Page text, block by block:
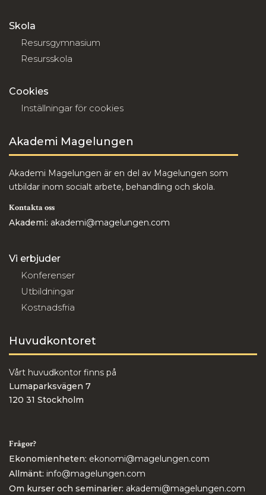
Skola
Resursgymnasium
Resursskola
Cookies
Inställningar för cookies
Akademi Magelungen
Akademi Magelungen är en del av Magelungen som
utbildar inom socialt arbete, behandling och skola.
Kontakta oss
Akademi: akademi@magelungen.com
Vi erbjuder
Konferenser
Utbildningar
Kostnadsfria
Huvudkontoret
Vårt huvudkontor finns på
Lumaparksvägen 7
120 31 Stockholm
Frågor?
Ekonomienheten: ekonomi@magelungen.com
Allmänt: info@magelungen.com
Om kurser och seminarier: akademi@magelungen.com